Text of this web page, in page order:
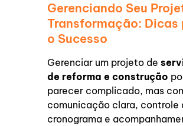
Gerenciando Seu
Transformação: Dicas
o Sucesso
Gerenciar um projeto de
de reforma e construção
parecer complicado, mas
comunicação clara, controle
cronograma e